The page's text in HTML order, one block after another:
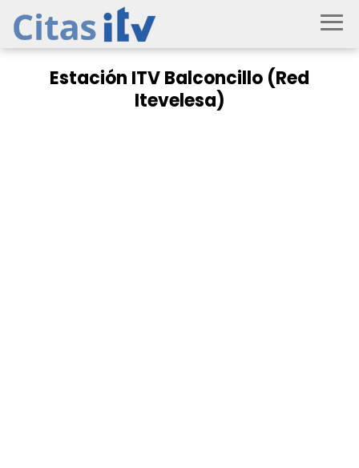
Estación ITV Balconcillo (Red
Itevelesa)